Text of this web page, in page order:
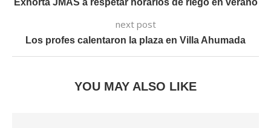
Exhorta JMAS a respetar horarios de riego en verano
next post
Los profes calentaron la plaza en Villa Ahumada
YOU MAY ALSO LIKE